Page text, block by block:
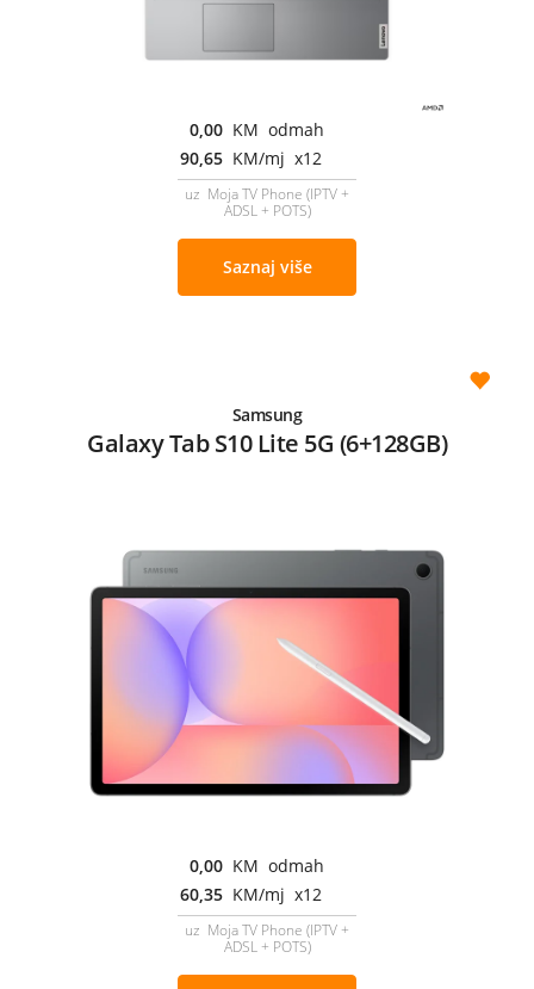
0,00 KM odmah
90,65 KM/mj x12
uz Moja TV Phone (IPTV +
ADSL + POTS)
Saznaj više
Samsung
Galaxy Tab S10 Lite 5G (6+128GB)
0,00 KM odmah
60,35 KM/mj x12
uz Moja TV Phone (IPTV +
ADSL + POTS)